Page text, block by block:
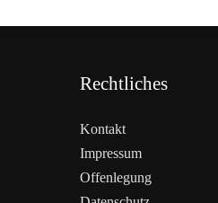
WEITERLESEN
Rechtliches
Kontakt
Impressum
Offenlegung